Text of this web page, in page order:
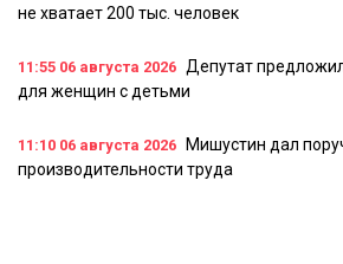
не хватает 200 тыс. человек
11:55 06 августа 2026 Депутат
для женщин с детьми
11:10 06 августа 2026
Мишустин дал
производительности труда